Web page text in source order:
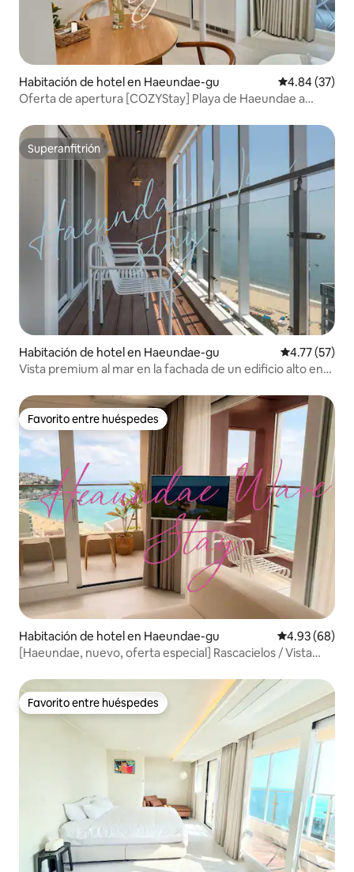
Habitación de hotel en Haeundae-gu Calificación
4.84 (37)
Oferta de apertura [COZYStay] Playa de Haeundae a
Todos los servicios / Terraza doble / Haeundae Wave
Superanfitrión
Superanfitrión
Habitación de hotel en Haeundae-gu Calificación
4.77 (57)
Vista premium al mar en la fachada de un edificio alto en
individual) + 2 habitaciones con todas las comodidades
Favorito entre huéspedes
Favorito entre huéspedes
Habitación de hotel en Haeundae-gu Calificación
4.93 (68)
[Haeundae, nuevo, oferta especial] Rascacielos / Vista
metro / 2 terrazas
Favorito entre huéspedes
Favorito entre huéspedes